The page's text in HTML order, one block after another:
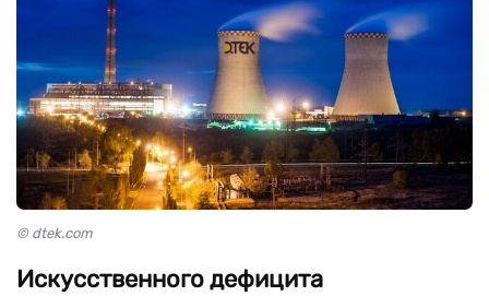
© dtek.com
Искусственного дефицита